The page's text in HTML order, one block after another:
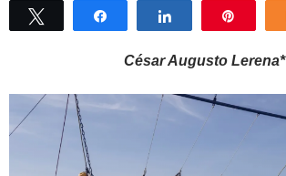
Twittear Compartir Compartir
César Augusto Lerena*